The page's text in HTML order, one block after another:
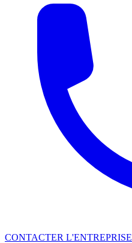
CONTACTER L'ENTREPRISE